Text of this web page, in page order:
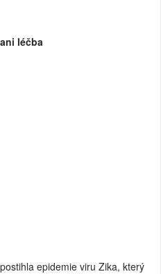
léčba
epidemie viru Zika, který